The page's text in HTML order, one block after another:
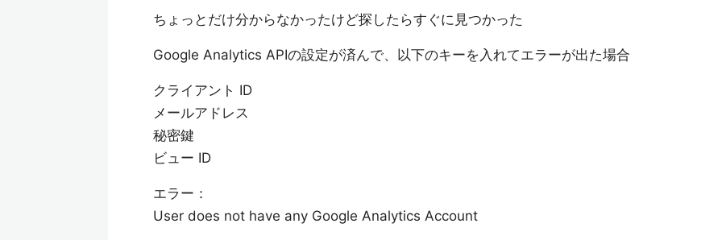
ちょっとだけ分からなかったけど探したらすぐに見つかった
Google Analytics APIの設定が済んで、以下のキーを入れてエラーが出た場合
クライアント ID
メールアドレス
秘密鍵
ビュー ID
エラー：
User does not have any Google Analytics Account